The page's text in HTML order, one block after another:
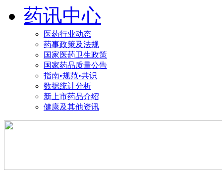
药讯中心
医药行业动态
药事政策及法规
国家医药卫生政策
国家药品质量公告
指南•规范•共识
数据统计分析
新上市药品介绍
健康及其他资讯